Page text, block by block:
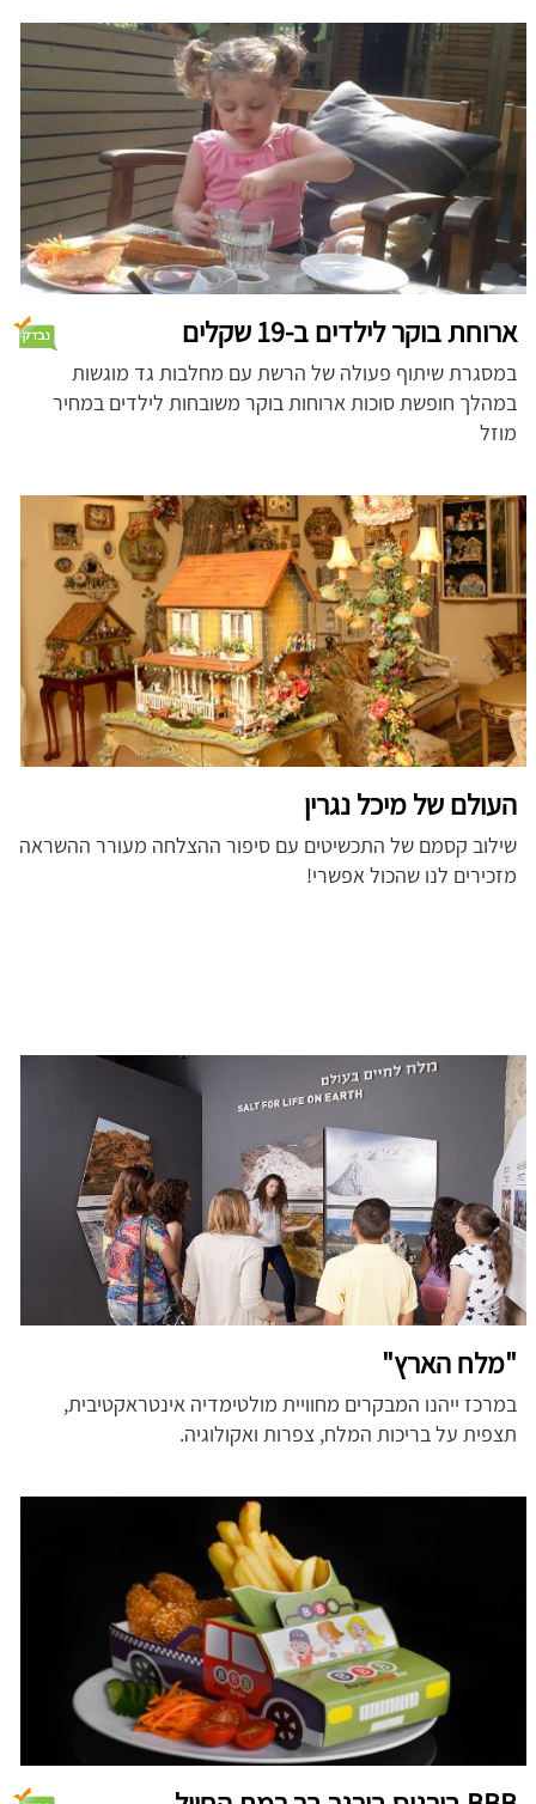
ארוחת בוקר לילדים ב-19 שקלים
במסגרת שיתוף פעולה של הרשת עם מחלבות גד מוגשות
במהלך חופשת סוכות ארוחות בוקר משובחות לילדים במחיר
מוזל
העולם של מיכל נגרין
שילוב קסמם של התכשיטים עם סיפור ההצלחה מעורר ההשראה
מזכירים לנו שהכול אפשרי!
"מלח הארץ"
במרכז ייהנו המבקרים מחוויית מולטימדיה אינטראקטיבית,
תצפית על בריכות המלח, צפרות ואקולוגיה.